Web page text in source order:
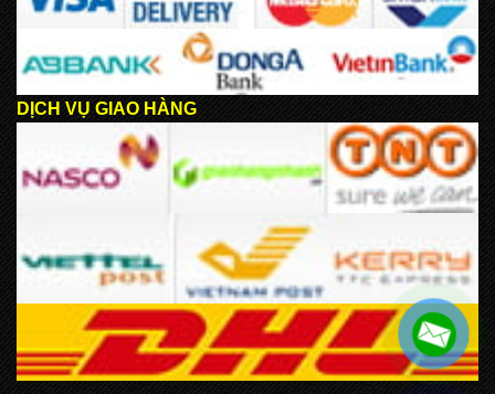
DỊCH VỤ GIAO HÀNG